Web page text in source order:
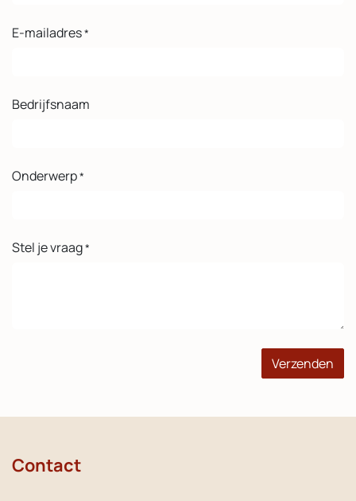
E-mailadres*
Bedrijfsnaam
Onderwerp*
Stel je vraag*
Verzenden
Contact